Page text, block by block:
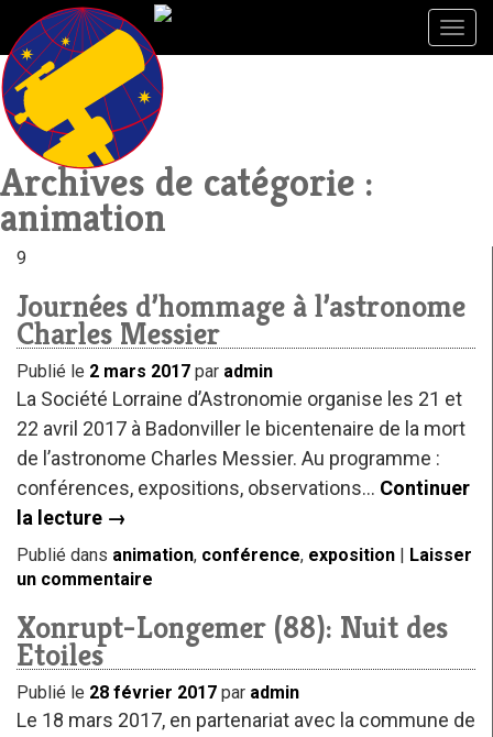
Archives de catégorie :
animation
9
Journées d’hommage à l’astronome
Charles Messier
Publié le 2 mars 2017 par admin
La Société Lorraine d’Astronomie organise les 21 et
22 avril 2017 à Badonviller le bicentenaire de la mort
de l’astronome Charles Messier. Au programme :
conférences, expositions, observations… Continuer
la lecture →
Publié dans animation, conférence, exposition | Laisser
un commentaire
Xonrupt-Longemer (88): Nuit des
Etoiles
Publié le 28 février 2017 par admin
Le 18 mars 2017, en partenariat avec la commune de